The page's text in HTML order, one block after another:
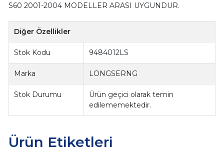
S60 2001-2004 MODELLER ARASI UYGUNDUR.
Diğer Özellikler
Stok Kodu 9484012LS
Marka LONGSERNG
Stok Durumu
Ürün geçici olarak temin
edilememektedir.
Ürün Etiketleri